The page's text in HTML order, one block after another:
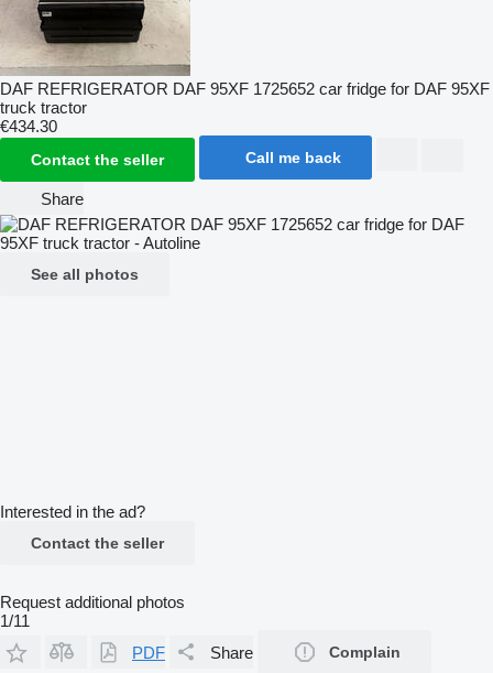
DAF REFRIGERATOR DAF 95XF 1725652 car fridge for DAF 95XF
truck tractor
€434.30
Contact the seller Call me back
Share
See all photos
Interested in the ad?
Contact the seller
Request additional photos
1/11
PDF
Share Complain